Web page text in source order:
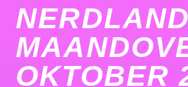
NERDLAND
OKTOBER